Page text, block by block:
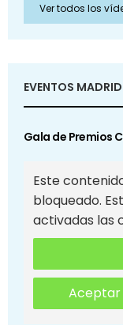
Ver todos los
EVENTOS MADRID
Gala de Premios
Este
bloqueado.
activadas las
Aceptar